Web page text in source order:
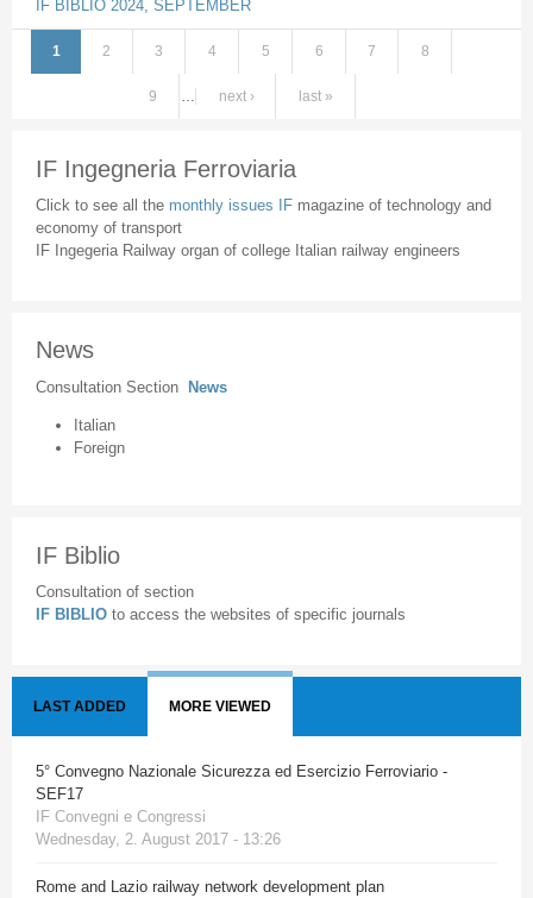
IF BIBLIO 2024, SEPTEMBER
Pages
1 2 3 4 5 6 7 8
9 … next › last »
IF Ingegneria Ferroviaria
Click to see all the monthly issues IF magazine of technology and
economy of transport
IF Ingegeria Railway organ of college Italian railway engineers
News
Consultation Section News
Italian
Foreign
IF Biblio
Consultation of section
IF BIBLIO to access the websites of specific journals
LAST ADDED MORE VIEWED
5° Convegno Nazionale Sicurezza ed Esercizio Ferroviario -
SEF17
IF Convegni e Congressi
Wednesday, 2. August 2017 - 13:26
Rome and Lazio railway network development plan